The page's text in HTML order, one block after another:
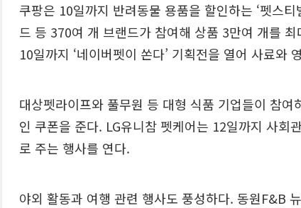
쿠팡은 10일까지 반려동물 용품을 할인하는 ‘펫스
드 등 370여 개 브랜드가 참여해 상품 3만여 개를
10일까지 ‘네이버펫이 쏜다’ 기획전을 열어 사료와
대상펫라이프와 풀무원 등 대형 식품 기업들이 참
인 쿠폰을 준다. LG유니참 펫케어는 12일까지 사회
로 주는 행사를 연다.
야외 활동과 여행 관련 행사도 풍성하다. 동원F&B